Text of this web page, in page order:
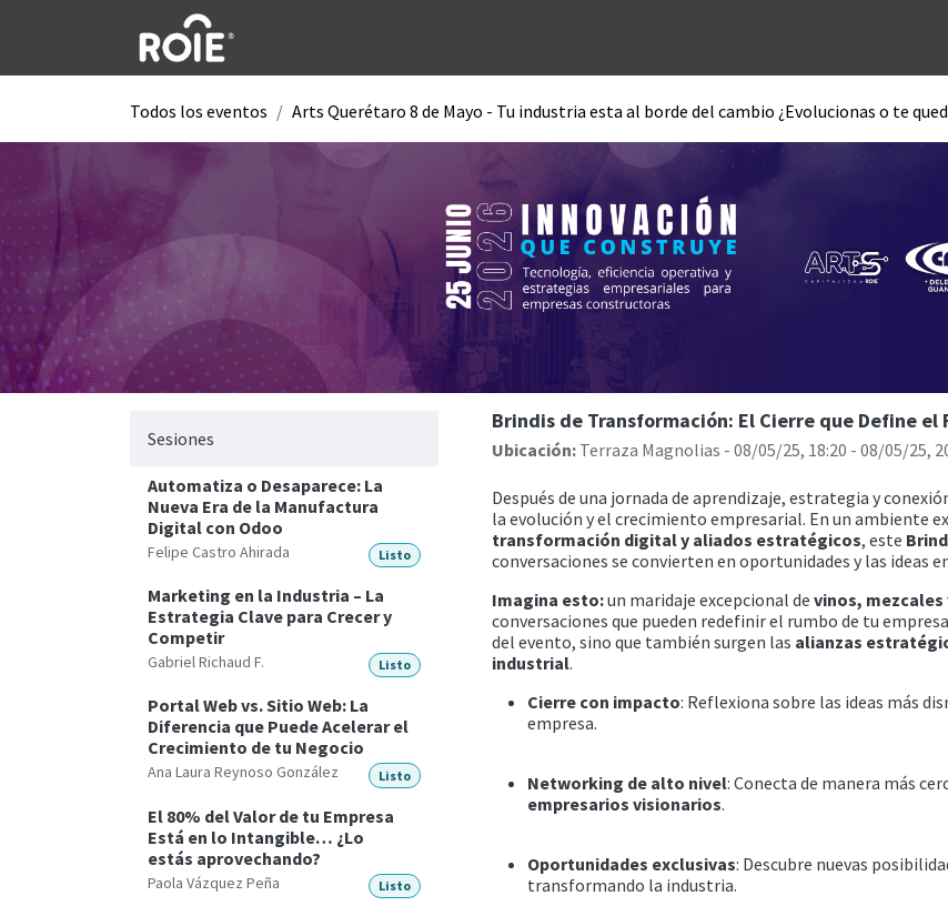
Todos los eventos Arts Querétaro 8 de Mayo - Tu industria esta al borde del cambio ¿Evolucionas o te
Sesiones
Automatiza o Desaparece: La
Nueva Era de la Manufactura
Digital con Odoo
Felipe Castro Ahirada Listo
Marketing en la Industria – La
Estrategia Clave para Crecer y
Competir
Gabriel Richaud F. Listo
Portal Web vs. Sitio Web: La
Diferencia que Puede Acelerar el
Crecimiento de tu Negocio
Ana Laura Reynoso González Listo
El 80% del Valor de tu Empresa
Está en lo Intangible… ¿Lo
estás aprovechando?
Paola Vázquez Peña Listo
Brindis de Transformación: El Cierre que Define el
Ubicación: Terraza Magnolias - 08/05/25, 18:20 - 08/05/25,
Después de una jornada de aprendizaje, estrategia y
la evolución y el crecimiento empresarial. En un ambiente
transformación digital y aliados estratégicos, este
conversaciones se convierten en oportunidades y las ideas
Imagina esto:un maridaje excepcional de vinos,
conversaciones que pueden redefinir el rumbo de tu
del evento, sino que también surgen las alianzas
industrial.
Cierre con impacto: Reflexiona sobre las ideas más
empresa.
Networking de alto nivel: Conecta de manera más
empresarios visionarios.
Oportunidades exclusivas: Descubre nuevas
transformando la industria.